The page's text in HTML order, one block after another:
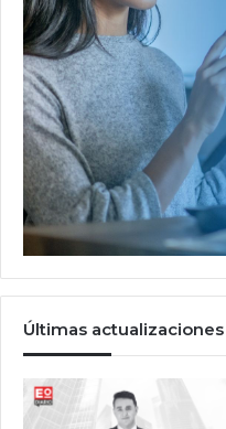
Últimas actualizaciones